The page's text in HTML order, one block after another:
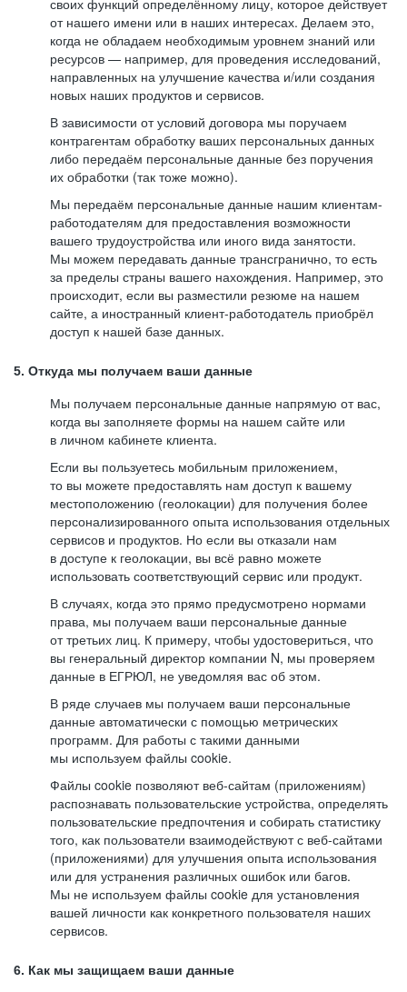
своих функций определённому лицу, которое действует
от нашего имени или в наших интересах. Делаем это,
когда не обладаем необходимым уровнем знаний или
ресурсов — например, для проведения исследований,
направленных на улучшение качества и/или создания
новых наших продуктов и сервисов.
В зависимости от условий договора мы поручаем
контрагентам обработку ваших персональных данных
либо передаём персональные данные без поручения
их обработки (так тоже можно).
Мы передаём персональные данные нашим клиентам-
работодателям для предоставления возможности
вашего трудоустройства или иного вида занятости.
Мы можем передавать данные трансгранично, то есть
за пределы страны вашего нахождения. Например, это
происходит, если вы разместили резюме на нашем
сайте, а иностранный клиент-работодатель приобрёл
доступ к нашей базе данных.
5. Откуда мы получаем ваши данные
Мы получаем персональные данные напрямую от вас,
когда вы заполняете формы на нашем сайте или
в личном кабинете клиента.
Если вы пользуетесь мобильным приложением,
то вы можете предоставлять нам доступ к вашему
местоположению (геолокации) для получения более
персонализированного опыта использования отдельных
сервисов и продуктов. Но если вы отказали нам
в доступе к геолокации, вы всё равно можете
использовать соответствующий сервис или продукт.
В случаях, когда это прямо предусмотрено нормами
права, мы получаем ваши персональные данные
от третьих лиц. К примеру, чтобы удостовериться, что
вы генеральный директор компании N, мы проверяем
данные в ЕГРЮЛ, не уведомляя вас об этом.
В ряде случаев мы получаем ваши персональные
данные автоматически с помощью метрических
программ. Для работы с такими данными
мы используем файлы cookie.
Файлы cookie позволяют веб-сайтам (приложениям)
распознавать пользовательские устройства, определять
пользовательские предпочтения и собирать статистику
того, как пользователи взаимодействуют с веб-сайтами
(приложениями) для улучшения опыта использования
или для устранения различных ошибок или багов.
Мы не используем файлы cookie для установления
вашей личности как конкретного пользователя наших
сервисов.
6. Как мы защищаем ваши данные